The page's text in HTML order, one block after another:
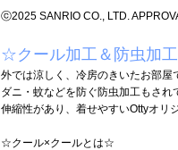
ⓒ2025 SANRIO CO., LTD.
☆クール加工＆防虫加
外では涼しく、冷房のきいたお部
ダニ・蚊などを防ぐ防虫加工もさ
伸縮性があり、着せやすいOttyオリ
☆クール×クールとは☆